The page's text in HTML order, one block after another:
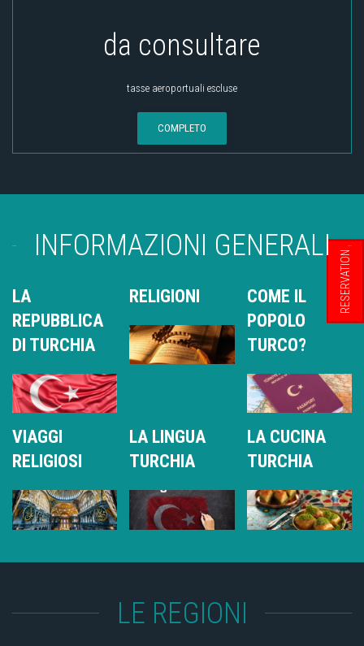
da consultare
tasse aeroportuali escluse
COMPLETO
RESERVATION
INFORMAZIONI GENERALI
LA
REPUBBLICA
DI TURCHIA
RELIGIONI
COME IL
POPOLO
TURCO?
VIAGGI
RELIGIOSI
LA LINGUA
TURCHIA
LA CUCINA
TURCHIA
LE REGIONI